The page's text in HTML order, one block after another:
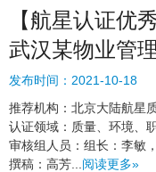
【航星认证优
武汉某物业管
发布时间： 2021-10-18
推荐机构：北京大陆航星
认证领域：质量、环境、
审核组人员：组长：李敏
撰稿：高芳... 阅读更多»